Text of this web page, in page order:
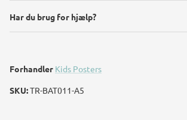
Har du brug for hjælp?
Forhandler Kids Posters
SKU:TR-BAT011-A5